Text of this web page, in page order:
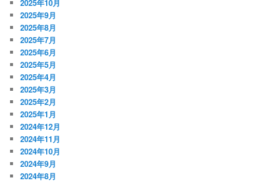
2025年10月
2025年9月
2025年8月
2025年7月
2025年6月
2025年5月
2025年4月
2025年3月
2025年2月
2025年1月
2024年12月
2024年11月
2024年10月
2024年9月
2024年8月